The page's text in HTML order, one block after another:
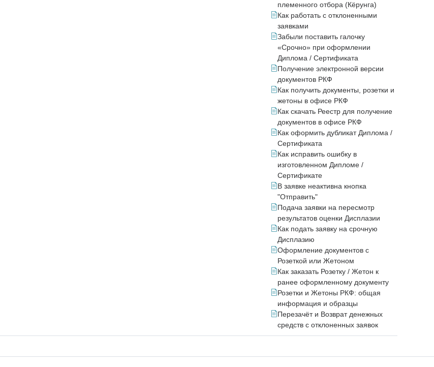
племенного отбора (Кёрунга)
Как работать с отклоненными
заявками
Забыли поставить галочку
«Срочно» при оформлении
Диплома / Сертификата
Получение электронной версии
документов РКФ
Как получить документы, розетки и
жетоны в офисе РКФ
Как скачать Реестр для получение
документов в офисе РКФ
Как оформить дубликат Диплома /
Сертификата
Как исправить ошибку в
изготовленном Дипломе /
Сертификате
В заявке неактивна кнопка
"Отправить"
Подача заявки на пересмотр
результатов оценки Дисплазии
Как подать заявку на срочную
Дисплазию
Оформление документов с
Розеткой или Жетоном
Как заказать Розетку / Жетон к
ранее оформленному документу
Розетки и Жетоны РКФ: общая
информация и образцы
Перезачёт и Возврат денежных
средств с отклоненных заявок